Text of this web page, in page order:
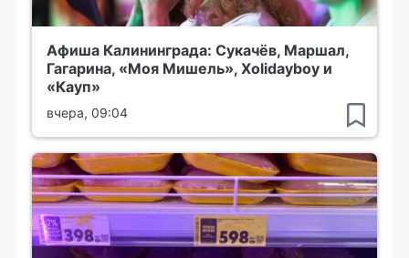
Афиша Калининграда: Сукачёв, Маршал,
Гагарина, «Моя Мишель», Xolidayboy и
«Кауп»
вчера, 09:04